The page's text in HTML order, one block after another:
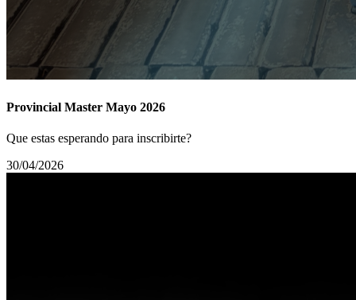
Provincial Master Mayo 2026
Que estas esperando para inscribirte?
30/04/2026